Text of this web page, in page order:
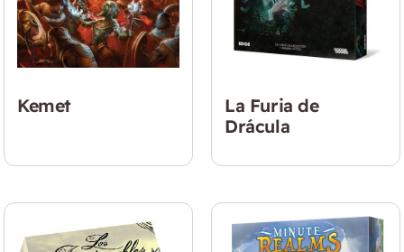
Kemet
La Furia de
Drácula